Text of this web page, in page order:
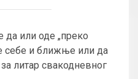
да или оде „преко
себе и ближње или да
литар свакодневног